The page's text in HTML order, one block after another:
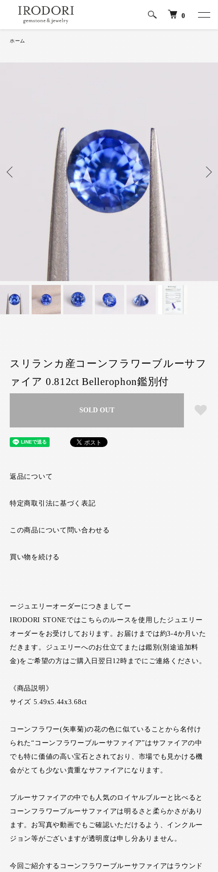
0
ホーム
スリランカ産コーンフラワーブルーサフ
ァイア 0.812ct Bellerophon鑑別付
SOLD OUT
返品について
特定商取引法に基づく表記
この商品について問い合わせる
買い物を続ける
ージュエリーオーダーにつきましてー
IRODORI STONEではこちらのルースを使用したジュエリー
オーダーをお受けしております。お届けまでは約3-4か月いた
だきます。ジュエリーへのお仕立てまたは鑑別(別途追加料
金)をご希望の方はご購入日翌日12時までにご連絡ください。
《商品説明》
サイズ 5.49x5.44x3.68ct
コーンフラワー(矢車菊)の花の色に似ていることから名付け
られた“コーンフラワーブルーサファイア”はサファイアの中
でも特に価値の高い宝石とされており、市場でも見かける機
会がとても少ない貴重なサファイアになります。
ブルーサファイアの中でも人気のロイヤルブルーと比べると
コーンフラワーブルーサファイアは明るさと柔らかさがあり
ます。お写真や動画でもご確認いただけるよう、インクルー
ジョン等がございますが透明度は申し分ありません。
今回ご紹介するコーンフラワーブルーサファイアはラウンド